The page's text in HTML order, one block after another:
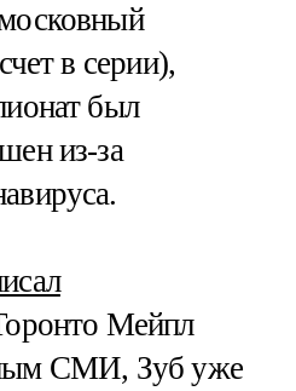
в серии),
был
из-за
Мейпл
СМИ, Зуб уже